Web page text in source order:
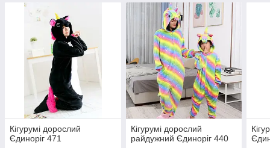
Кігурумі дорослий
Єдиноріг 471
Кігурумі дорослий
райдужний Єдиноріг 440